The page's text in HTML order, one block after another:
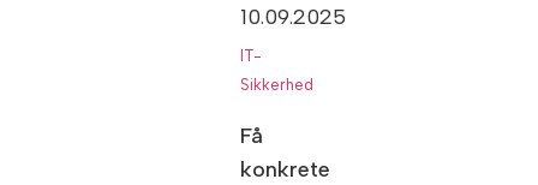
10.09.2025
IT-
Sikkerhed
Få
konkrete